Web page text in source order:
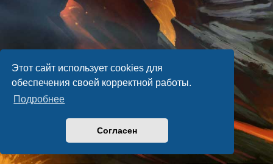
Этот сайт использует cookies для
обеспечения своей корректной работы.
Подробнее
Согласен